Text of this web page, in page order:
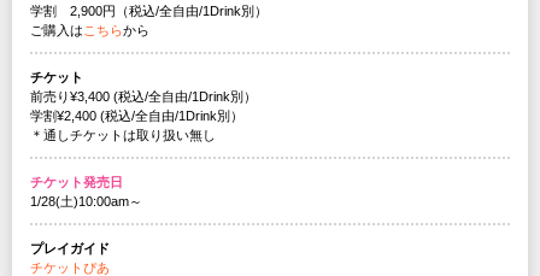
学割 2,900円（税込/全自由/1Drink別）
ご購入は こちらから
チケット
前売り¥3,400 (税込/全自由/1Drink別）
学割¥2,400 (税込/全自由/1Drink別）
＊通しチケットは取り扱い無し
チケット発売日
1/28(土)10:00am～
プレイガイド
チケットぴあ